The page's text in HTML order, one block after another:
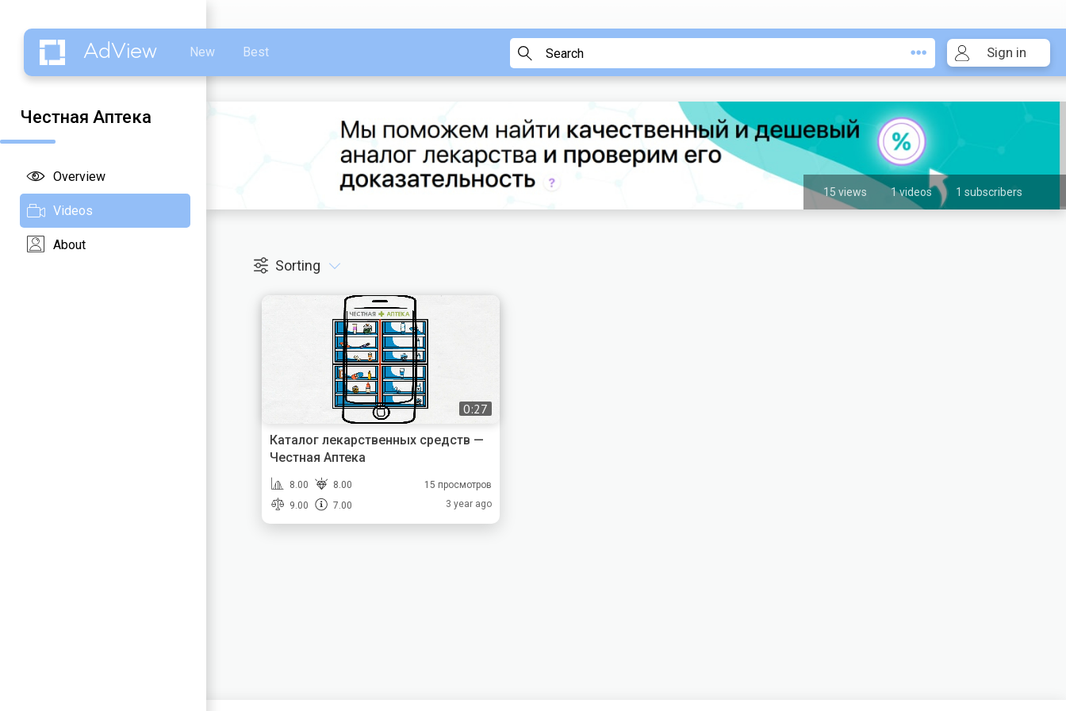
AdView New Best Sign in
Честная Аптека
Overview
Videos
About
15 views 1 videos 1 subscribers
Sorting
0:27
Каталог лекарственных средств —
Честная Аптека
8.00
8.00
9.00
7.00
15 просмотров
3 year ago